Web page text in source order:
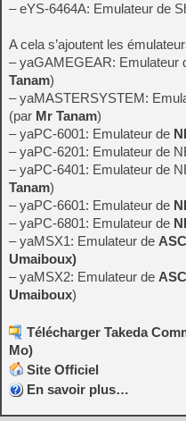
– eYS-6464A: Emulateur de
A cela s’ajoutent les
– yaGAMEGEAR: Emulateur
Tanam)
– yaMASTERSYSTEM:
(par Mr Tanam)
– yaPC-6001: Emulateur de
– yaPC-6201: Emulateur de
– yaPC-6401: Emulateur de
Tanam)
– yaPC-6601: Emulateur de
– yaPC-6801: Emulateur de
– yaMSX1: Emulateur de
Umaiboux)
– yaMSX2: Emulateur de
Umaiboux)
Télécharger Takeda
Mo)
Site Officiel
En savoir plus…